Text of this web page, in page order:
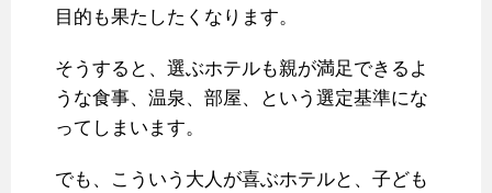
目的も果たしたくなります。
そうすると、選ぶホテルも親が満足できるよ
うな食事、温泉、部屋、という選定基準にな
ってしまいます。
でも、こういう大人が喜ぶホテルと、子ども